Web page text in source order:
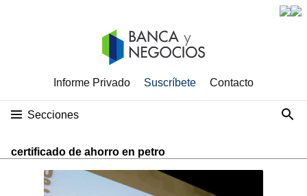
Informe Privado Suscríbete Contacto
Secciones
certificado de ahorro en petro